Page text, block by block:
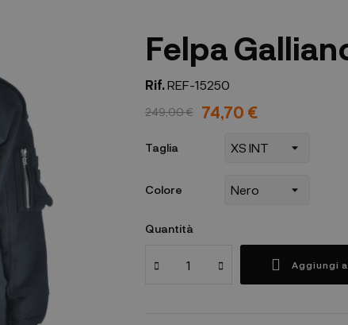
Felpa
Rif.REF-15250
249,00 € 74,70 €
Taglia
Colore
Quantità
Aggiungi